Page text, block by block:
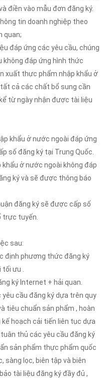
điền vào mẫu đơn đăng ký.
tin doanh nghiệp theo
quan;
đáp ứng các yêu cầu, chúng
không đáp ứng hình thức
xuất thực phẩm nhập khẩu ở
cả các chất bổ sung cần
từ ngày nhận được tài liệu
khẩu ở nước ngoài đáp ứng
số đăng ký tại Trung Quốc.
ở nước ngoài không đáp
ký và sẽ được thông báo
đăng ký sẽ được cấp số
trực tuyến.
sau:
định phương thức đăng ký
ưu .
ký Internet + hải quan.
cầu đăng ký dựa trên quy
tiêu chuẩn sản phẩm , hoàn
hoạch cải tiến liên tục dựa
thủ các yêu cầu đăng ký
sản phẩm thực phẩm quốc
sàng lọc, biên tập và biên
tài liệu đăng ký đầy đủ ,